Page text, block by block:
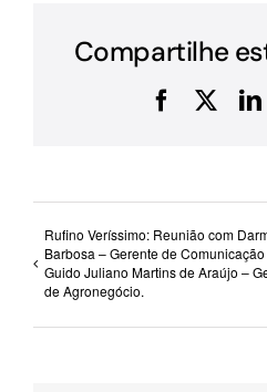
Compartilhe
Facebook
X
Rufino Veríssimo: Reunião com
Barbosa – Gerente de
Guido Juliano Martins de Araújo –
de Agronegócio.